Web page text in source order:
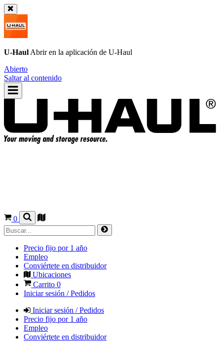
U-Haul Abrir en la aplicación de U-Haul
Abierto
Saltar al contenido
0
Precio fijo por 1 año
Empleo
Conviértete en distribuidor
Ubicaciones
Carrito 0
Iniciar sesión / Pedidos
Iniciar sesión / Pedidos
Precio fijo por 1 año
Empleo
Conviértete en distribuidor